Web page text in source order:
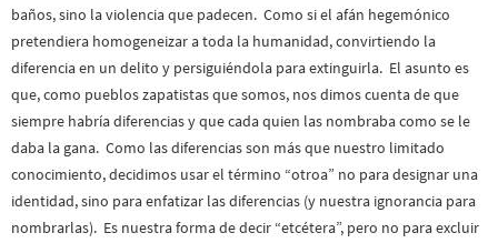
baños, sino la violencia que padecen. Como si el afán hegemónico
pretendiera homogeneizar a toda la humanidad, convirtiendo la
diferencia en un delito y persiguiéndola para extinguirla. El asunto es
que, como pueblos zapatistas que somos, nos dimos cuenta de que
siempre habría diferencias y que cada quien las nombraba como se le
daba la gana. Como las diferencias son más que nuestro limitado
conocimiento, decidimos usar el término “otroa” no para designar una
identidad, sino para enfatizar las diferencias (y nuestra ignorancia para
nombrarlas). Es nuestra forma de decir “etcétera”, pero no para excluir